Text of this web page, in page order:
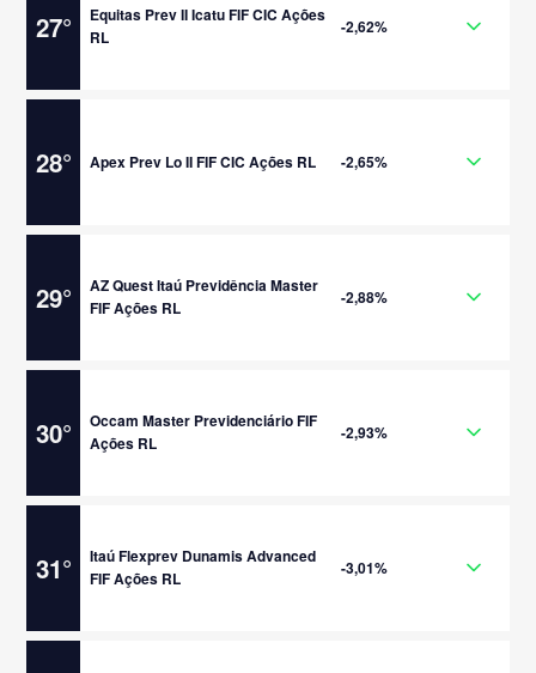
27°
Equitas Prev II Icatu FIF CIC Ações
RL
-2,62%
28° Apex Prev Lo II FIF CIC Ações RL -2,65%
29°
AZ Quest Itaú Previdência Master
FIF Ações RL
-2,88%
30°
Occam Master Previdenciário FIF
Ações RL
-2,93%
31°
Itaú Flexprev Dunamis Advanced
FIF Ações RL
-3,01%